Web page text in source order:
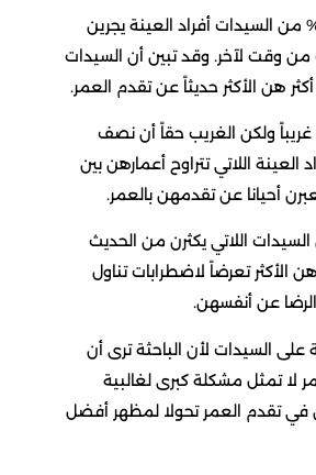
من السيدات أفراد العينة يجرين
لآخر. وقد تبين أن السيدات
ولكن الغريب حقاً أن نصف
اللاتي تتراوح أعمارهن بين
اللاتي يكثرن من الحديث
تعرضاً لاضطرابات تناول
أنفسهن.
لأن الباحثة ترى أن
مشكلة كبرى لغالبية
العمر تحولا لمظهر أفضل